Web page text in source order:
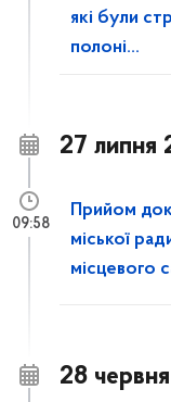
які були
полоні...
27 липня
Прийом
міської
місцевого
09:58
28